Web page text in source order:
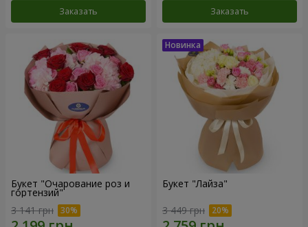
Заказать Заказать
Букет "Очарование роз и
гортензий"
3 141 грн
Букет "Лайза"
3 449 грн